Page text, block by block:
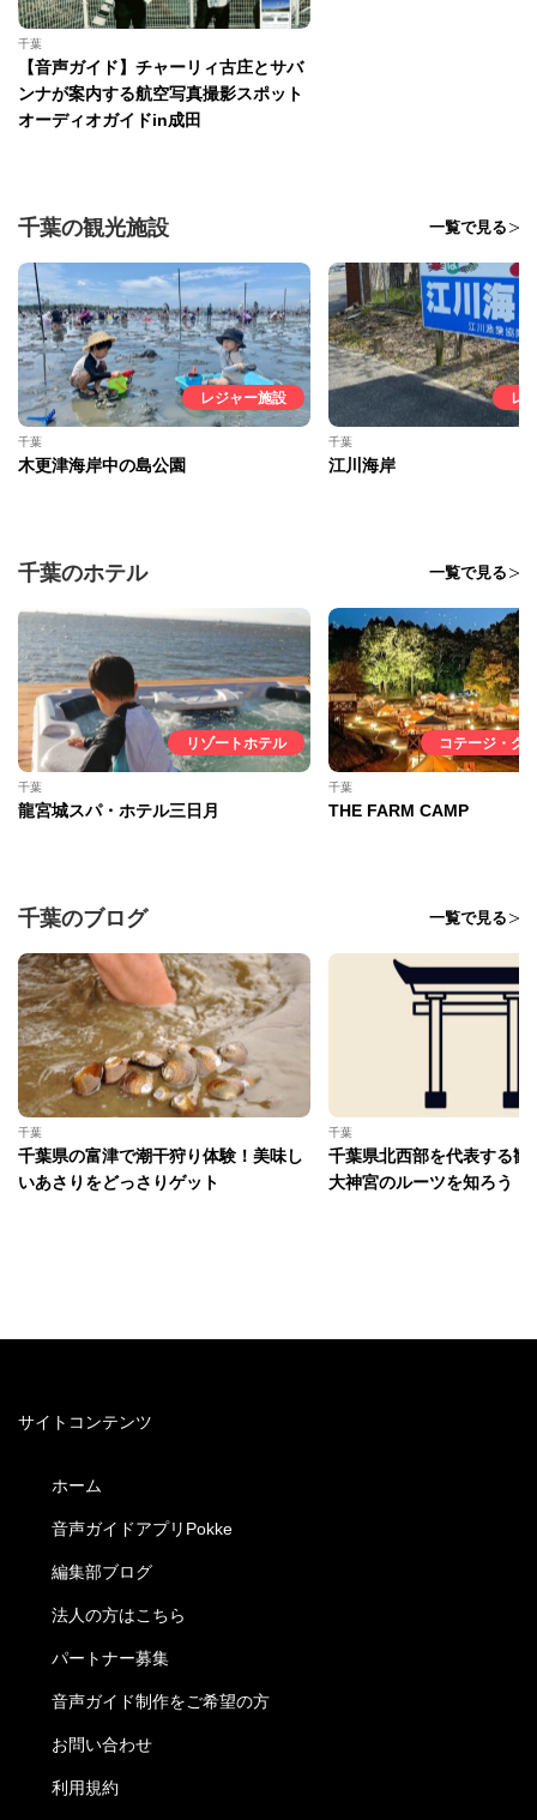
千葉
【音声ガイド】チャーリィ古庄とサバ
ンナが案内する航空写真撮影スポット
オーディオガイドin成田
千葉の観光施設 一覧で見る
レジャー施設
千葉
木更津海岸中の島公園
レ
千葉
江川海岸
千葉のホテル 一覧で見る
リゾートホテル
千葉
龍宮城スパ・ホテル三日月
コテージ・グ
千葉
THE FARM CAMP
千葉のブログ 一覧で見る
千葉
千葉県の富津で潮干狩り体験！美味し
いあさりをどっさりゲット
千葉
千葉県北西部を代表する観
大神宮のルーツを知ろう
サイトコンテンツ
ホーム
音声ガイドアプリPokke
編集部ブログ
法人の方はこちら
パートナー募集
音声ガイド制作をご希望の方
お問い合わせ
利用規約